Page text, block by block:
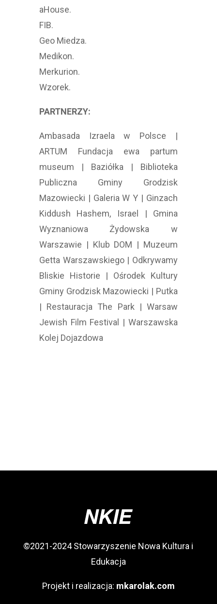
aHouse.
FIB.
Geo Miedza.
Medikon.
Merkurion.
Wzorek.
PARTNERZY:
Ambasada Izraela w Polsce |
ARTUM Fundacja ewa partum
museum | Baziółka | Biblioteka
Publiczna Gminy Grodzisk
Mazowiecki | Galeria W Y | Ginzach
Kiddush Hashem, Israel | Gmina
Wyznaniowa Żydowska w
Warszawie | Klub DOM | Muzeum
Getta Warszawskiego | Odkrywamy
Bliskie Historie | Ośrodek Kultury
Gminy Grodzisk Mazowiecki | Putka
| Restauracja The Park | Warsaw
Jewish Film Festival | Warszawska
Kolej Dojazdowa
©2021-2024 Stowarzyszenie Nowa Kultura i
Edukacja
Projekt i realizacja: mkarolak.com